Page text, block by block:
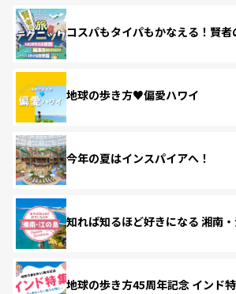
コスパもタイパもかなえる！賢
地球の歩き方♥偏愛ハワイ
今年の夏はインスパイアへ！
知れば知るほど好きになる 湘南
地球の歩き方45周年記念 インド